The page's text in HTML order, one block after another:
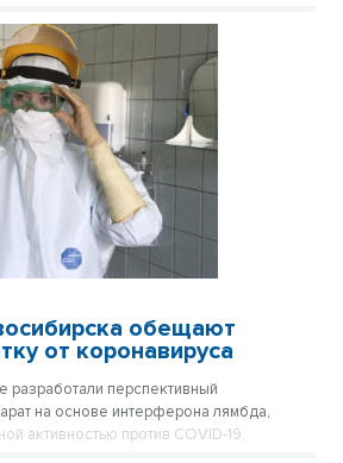
обещают
от коронавируса
разработали перспективный
на основе интерферона лямбда,
активностью против COVID-19.